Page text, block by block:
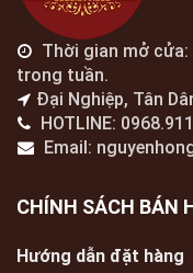
Thời gian mở
trong tuần.
Đại Nghiệp, Tân
HOTLINE:
Email:
CHÍNH SÁCH BÁN
Hướng dẫn đặt hàng